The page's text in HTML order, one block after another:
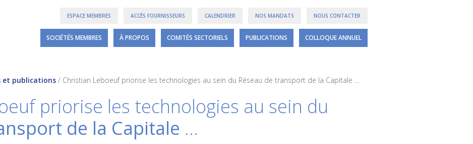
ESPACE MEMBRES ACCÈS FOURNISSEURS CALENDRIER NOS MANDATS NOUS CONTACTER
SOCIÉTÉS MEMBRES À PROPOS COMITÉS SECTORIELS PUBLICATIONS COLLOQUE ANNUEL
et publications / Christian Leboeuf priorise les technologies au sein du Réseau de transport de la Capitale …
priorise les technologies au sein du
de la Capitale …